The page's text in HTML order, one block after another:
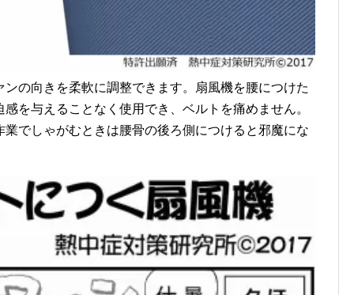
の向きを柔軟に調整できます。扇風機を腰につけた
を与えることなく使用でき、ベルトを痛めません。
でしゃがむときは腰骨の後ろ側につけると邪魔にな